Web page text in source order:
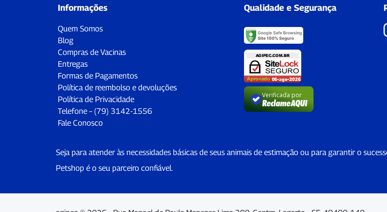
Informações
Quem Somos
Blog
Compras de Vacinas
Entregas
Formas de Pagamentos
Política de reembolso e devoluções
Política de Privacidade
Telefone – (79) 3142-1556
Fale Conosco
Qualidade e Segurança
Verificada por
Seja para atender às necessidades básicas de seus animais de estimação ou para garantir o
Petshop é o seu parceiro confiável.